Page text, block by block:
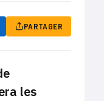
PARTAGER
les